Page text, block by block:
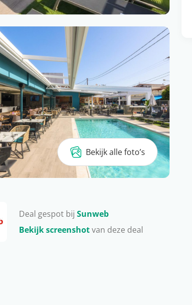
Bekijk alle foto’s
Deal gespot bijSunweb
Bekijk screenshotvan deze deal